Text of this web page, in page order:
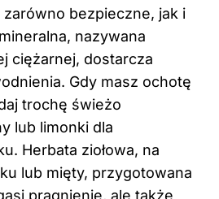
bezpieczne, jak i
nazywana
ciężarnej, dostarcza
Gdy masz ochotę
trochę świeżo
lub limonki dla
Herbata ziołowa, na
lub mięty, przygotowana
pragnienie, ale także